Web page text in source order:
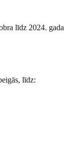
līdz 2024. gada
līdz: